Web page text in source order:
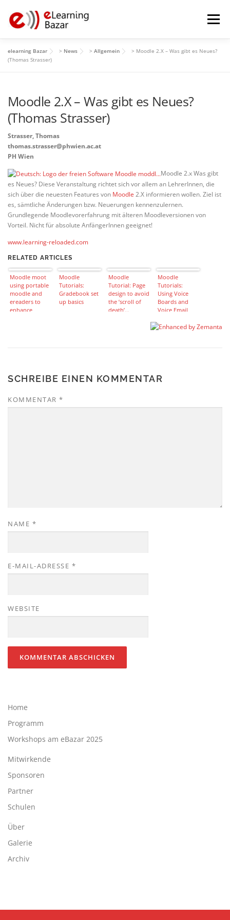
Inhalt
springen
Menü
HOME
GALERIE ARCHIV
elearning Bazar > News > Allgemein > Moodle 2.X – Was gibt es Neues?
(Thomas Strasser)
Moodle 2.X – Was gibt es Neues?
(Thomas Strasser)
Strasser, Thomas
thomas.strasser@phwien.ac.at
PH Wien
Moodle 2.x Was gibt
es Neues? Diese Veranstaltung richtet sich vor allem an LehrerInnen, die
sich über die neuesten Features von Moodle 2.X informieren wollen. Ziel ist
es, sämtliche Änderungen bzw. Neuerungen kennenzulernen.
Grundlegende Moodlevorerfahrung mit älteren Moodleversionen von
Vorteil. Nicht für absolute AnfängerInnen geeignet!
www.learning-reloaded.com
RELATED ARTICLES
Moodle moot
using portable
moodle and
ereaders to
enhance
Moodle
Tutorials:
Gradebook set
up basics
Moodle
Tutorial: Page
design to avoid
the ’scroll of
death’…
Moodle
Tutorials:
Using Voice
Boards and
Voice Email
SCHREIBE EINEN KOMMENTAR
KOMMENTAR *
NAME *
E-MAIL-ADRESSE *
WEBSITE
Home
Programm
Workshops am eBazar 2025
Mitwirkende
Sponsoren
Partner
Schulen
Über
Galerie
Archiv